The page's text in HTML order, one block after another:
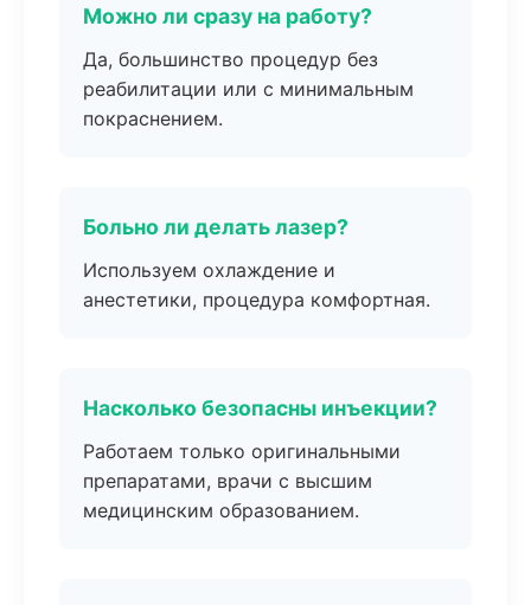
Можно ли сразу на работу?
Да, большинство процедур без
реабилитации или с минимальным
покраснением.
Больно ли делать лазер?
Используем охлаждение и
анестетики, процедура комфортная.
Насколько безопасны инъекции?
Работаем только оригинальными
препаратами, врачи с высшим
медицинским образованием.